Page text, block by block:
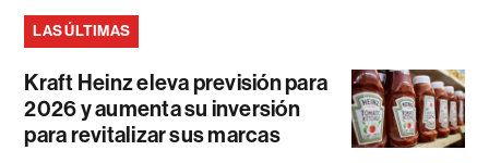
LAS ÚLTIMAS
Kraft Heinz eleva previsión para
2026 y aumenta su inversión
para revitalizar sus marcas